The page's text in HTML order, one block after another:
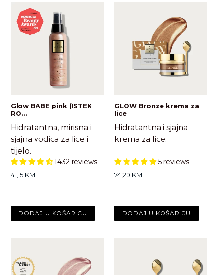
Glow BABE pink (ISTEK
RO...
Hidratantna, mirisna i
sjajna vodica za lice i
tijelo.
1432 reviews
Standardna
41,15 KM
GLOW Bronze krema za
lice
Hidratantna i sjajna
krema za lice.
5 reviews
Standardna
74,20 KM